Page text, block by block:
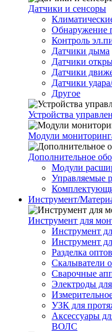
Датчики и сенсоры
Обнаружение
Контроль
Датчики дыма
Датчики
Датчики
Датчики
Другое
Устройства
Модули
Дополнительное
Модули
Управляемые
Инструмент/
Инструмент для
Инструмент
Инструмент
Разделка
Скалыватели
Сварочные
Электроды
УЗК для
Аксессуары
ВОЛС